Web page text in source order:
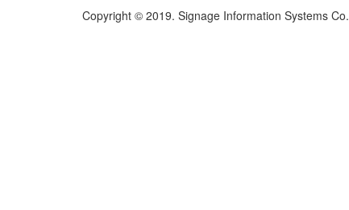
Copyright © 2019. Signage Information Systems Co.